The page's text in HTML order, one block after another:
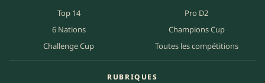
Top 14
Pro D2
6 Nations
Champions Cup
Challenge Cup
Toutes les compétitions
RUBRIQUES